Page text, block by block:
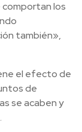
comportan los
también»,
el efecto de
de
se acaben y